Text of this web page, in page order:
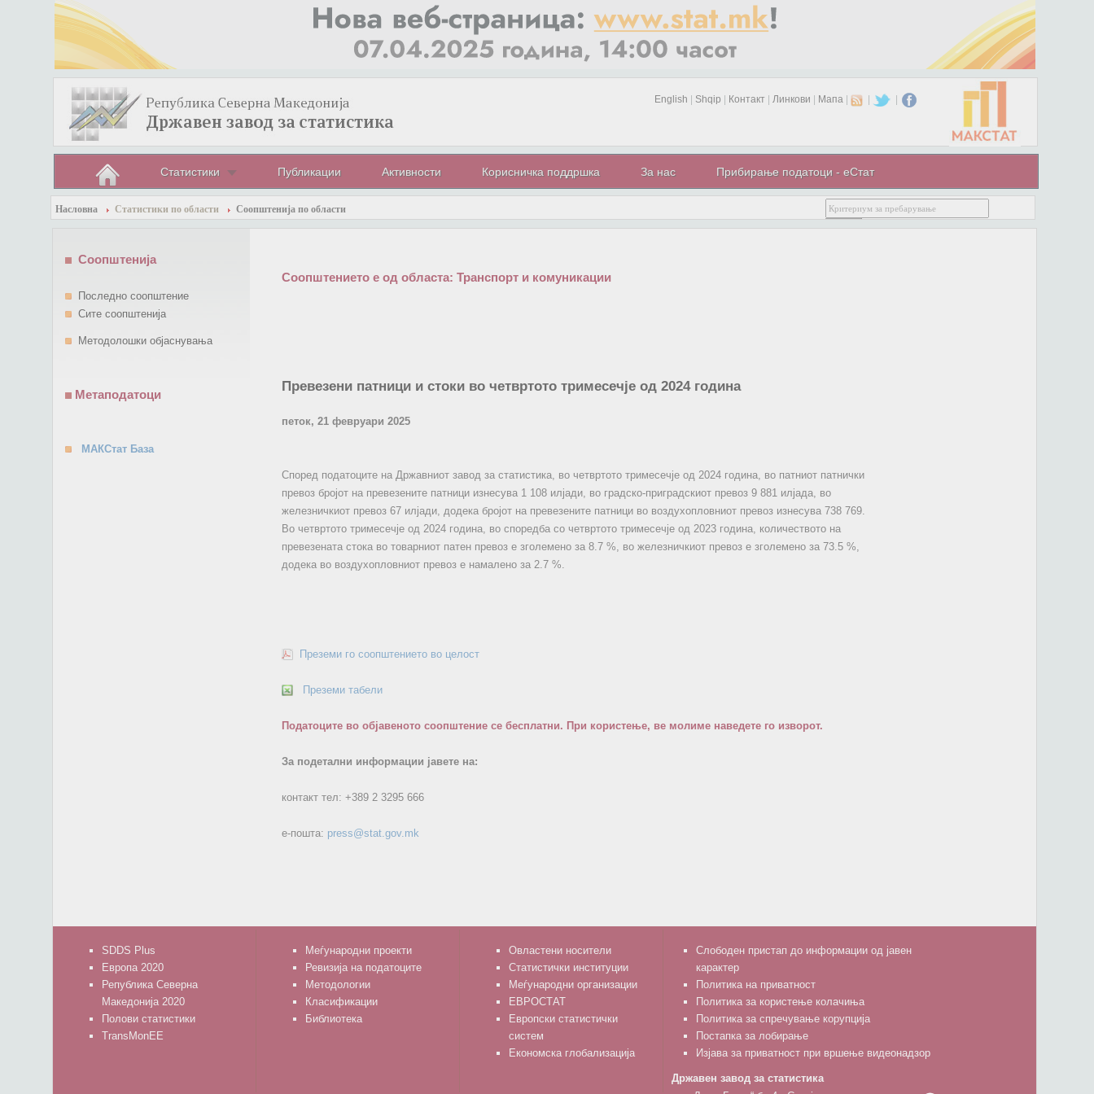
English Shqip Контакт Линкови Мапа| | |
Статистики Публикации Активности Корисничка поддршка За нас Прибирање податоци - еСтат
Насловна Статистики по области Соопштенија по области
Соопштението е од областа: Транспорт и комуникации
Превезени патници и стоки во четвртото тримесечје од 2024 година
петок, 21 февруари 2025
Според податоците на Државниот завод за статистика, во четвртото тримесечје од 2024 година, во патниот патнички
превоз бројот на превезените патници изнесува 1 108 илјади, во градско-приградскиот превоз 9 881 илјада, во
железничкиот превоз 67 илјади, додека бројот на превезените патници во воздухопловниот превоз изнесува 738 769.
Во четвртото тримесечје од 2024 година, во споредба со четвртото тримесечје од 2023 година, количеството на
превезената стока во товарниот патен превоз е зголемено за 8.7 %, во железничкиот превоз е зголемено за 73.5 %,
додека во воздухопловниот превоз е намалено за 2.7 %.
Преземи го соопштението во целост
Преземи табели
Податоците во објавеното соопштение се бесплатни. При користење, ве молиме наведете го изворот.
За подетални информации јавете на:
контакт тел: +389 2 3295 666
е-пошта: press@stat.gov.mk
Соопштенија
Последно соопштение
Сите соопштенија
Методолошки објаснувања
Метаподатоци
МАКСтат База
SDDS Plus
Европа 2020
Република Северна
Македонија 2020
Полови статистики
TransMonEE
Меѓународни проекти
Ревизија на податоците
Методологии
Класификации
Библиотека
Овластени носители
Статистички институции
Меѓународни организации
ЕВРОСТАТ
Европски статистички
систем
Економска глобализација
Слободен пристап до информации од јавен
карактер
Политика на приватност
Политика за користење колачиња
Политика за спречување корупција
Постапка за лобирање
Изјава за приватност при вршење видеонадзор
Државен завод за статистика